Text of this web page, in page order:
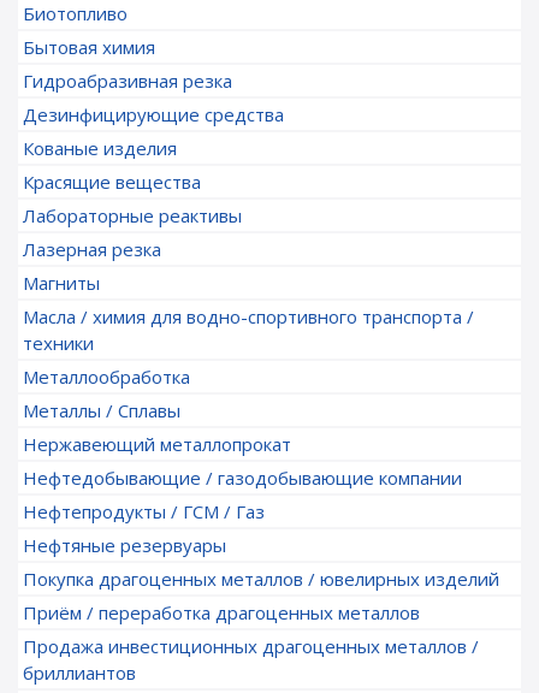
Биотопливо
Бытовая химия
Гидроабразивная резка
Дезинфицирующие средства
Кованые изделия
Красящие вещества
Лабораторные реактивы
Лазерная резка
Магниты
Масла / химия для водно-спортивного транспорта /
техники
Металлообработка
Металлы / Сплавы
Нержавеющий металлопрокат
Нефтедобывающие / газодобывающие компании
Нефтепродукты / ГСМ / Газ
Нефтяные резервуары
Покупка драгоценных металлов / ювелирных изделий
Приём / переработка драгоценных металлов
Продажа инвестиционных драгоценных металлов /
бриллиантов